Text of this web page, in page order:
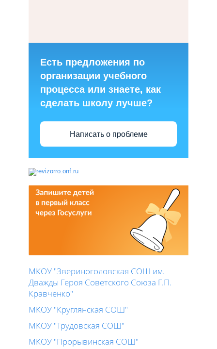
Есть предложения по
организации учебного
процесса или знаете, как
сделать школу лучше?
Написать о проблеме
МКОУ "Звериноголовская СОШ им.
Дважды Героя Советского Союза Г.П.
Кравченко"
МКОУ "Круглянская СОШ"
МКОУ "Трудовская СОШ"
МКОУ "Прорывинская СОШ"